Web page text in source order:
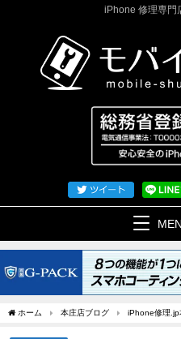
iPhone 修理専門
ホーム 本庄店ブログ iPhone修理.jp